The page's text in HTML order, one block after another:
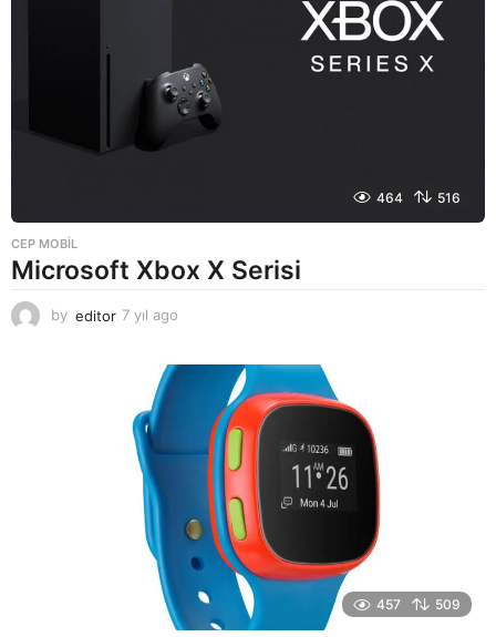
464 516
CEP MOBIL
Microsoft Xbox X Serisi
by editor 7 yıl ago
457 509